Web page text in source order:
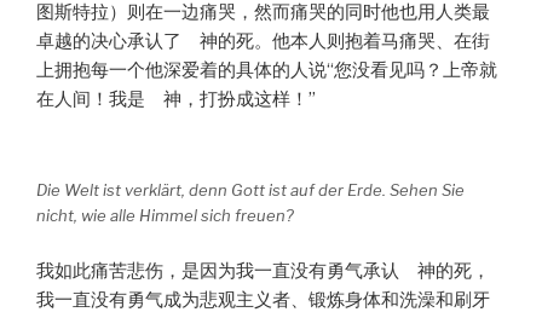
图斯特拉）则在一边痛哭，然而痛哭的同时他也用人类最
卓越的决心承认了 神的死。他本人则抱着马痛哭、在街
上拥抱每一个他深爱着的具体的人说“您没看见吗？上帝就
在人间！我是 神，打扮成这样！”
Die Welt ist verklärt, denn Gott ist auf der Erde. Sehen Sie
nicht, wie alle Himmel sich freuen?
我如此痛苦悲伤，是因为我一直没有勇气承认 神的死，
我一直没有勇气成为悲观主义者、锻炼身体和洗澡和刷牙